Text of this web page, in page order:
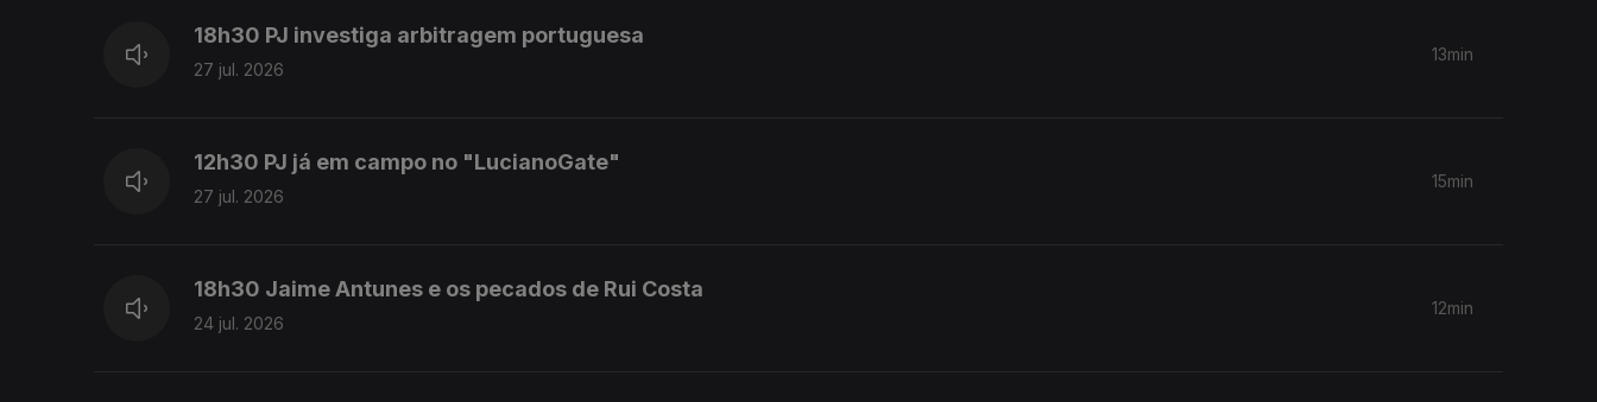
18h30 PJ investiga arbitragem portuguesa
27 jul. 2026
13min
12h30 PJ já em campo no "LucianoGate"
27 jul. 2026
15min
18h30 Jaime Antunes e os pecados de Rui Costa
24 jul. 2026
12min